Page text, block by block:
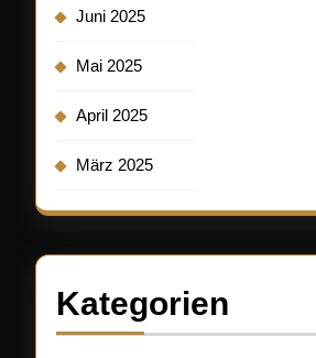
Juni 2025
Mai 2025
April 2025
März 2025
Kategorien